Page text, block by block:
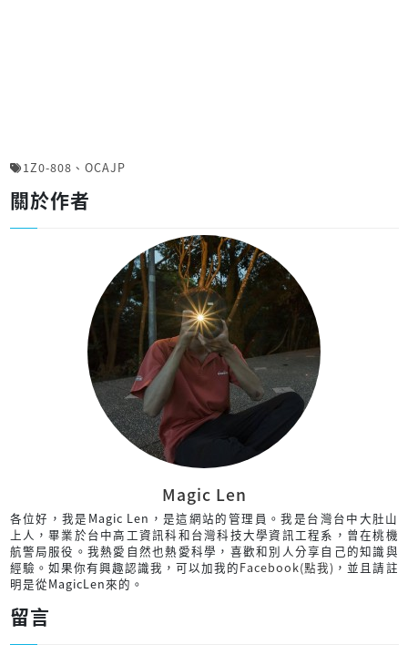
1Z0-808 、 OCAJP
關於作者
Magic Len
各位好，我是Magic Len，是這網站的管理員。我是台灣台中大肚山
上人，畢業於台中高工資訊科和台灣科技大學資訊工程系，曾在桃機
航警局服役。我熱愛自然也熱愛科學，喜歡和別人分享自己的知識與
經驗。如果你有興趣認識我，可以加我的Facebook(點我) ，並且請註
明是從MagicLen來的。
留言